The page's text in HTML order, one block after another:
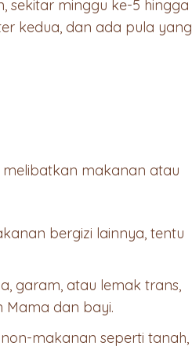
sekitar minggu ke-5 hingga
kedua, dan ada pula yang
melibatkan makanan atau
bergizi lainnya, tentu
garam, atau lemak trans,
Mama dan bayi.
makanan seperti tanah,